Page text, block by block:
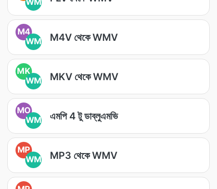
WM
M4
WM
M4V থেকে WMV
MK
WM
MKV থেকে WMV
MO
WM
এমপি 4 টু ডাব্লুএমভি
MP
WM
MP3 থেকে WMV